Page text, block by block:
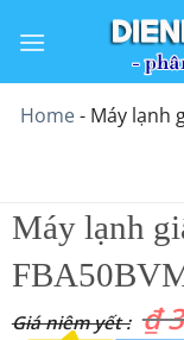
qua
dungHome- Máy lạnh
Máy lạnh
₫